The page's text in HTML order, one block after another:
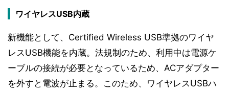
ワイヤレスUSB内蔵
新機能として、Certified Wireless USB準拠のワイヤ
レスUSB機能を内蔵。法規制のため、利用中は電源ケ
ーブルの接続が必要となっているため、ACアダプター
を外すと電波が止まる。このため、ワイヤレスUSBハ